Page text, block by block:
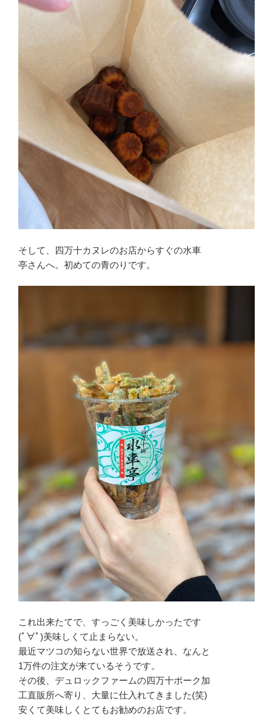
そして、四万十カヌレのお店からすぐの水車
亭さんへ。初めての青のりです。
これ出来たてで、すっごく美味しかったです
(ﾟ∀ﾟ)美味しくて止まらない。
最近マツコの知らない世界で放送され、なんと
1万件の注文が来ているそうです。
その後、デュロックファームの四万十ポーク加
工直販所へ寄り、大量に仕入れてきました(笑)
安くて美味しくとてもお勧めのお店です。